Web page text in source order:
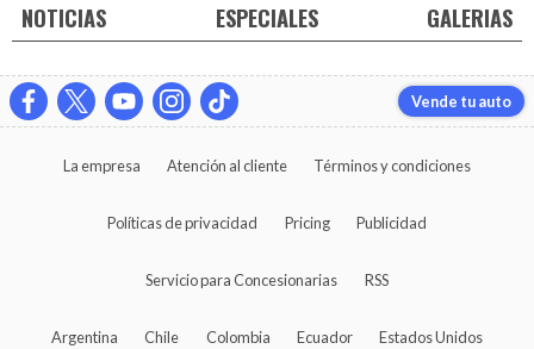
NOTICIAS ESPECIALES GALERIAS
Vende tu auto
La empresa Atención al cliente Términos y condiciones
Políticas de privacidad Pricing Publicidad
Servicio para Concesionarias RSS
Argentina Chile Colombia Ecuador Estados Unidos